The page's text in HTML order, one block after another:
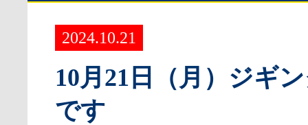
2024.10.21
10月21日（月）ジギ
です